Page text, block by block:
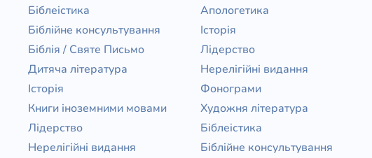
Біблеістика
Біблійне консультування
Біблія / Святе Письмо
Дитяча література
Історія
Книги іноземними мовами
Лідерство
Нерелігійні видання
Апологетика
Історія
Лідерство
Нерелігійні видання
Фонограми
Художня література
Біблеістика
Біблійне консультування